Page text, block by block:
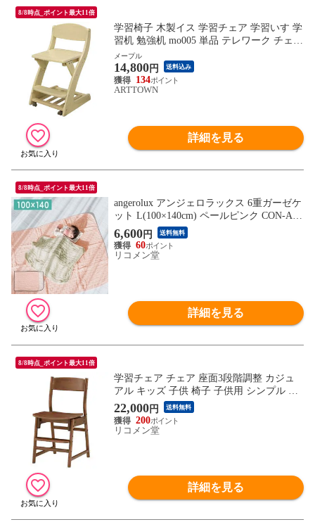
8/8時点_ポイント最大11倍
学習椅子 木製イス 学習チェア 学習いす 学
習机 勉強机 mo005 単品 テレワーク チェア
/ メープル / -ART
メープル
14,800円 送料込み
134
ARTTOWN
詳細を見る
8/8時点_ポイント最大11倍
angerolux アンジェロラックス 6重ガーゼケ
ット L(100×140cm) ペールピンク CON-AN
G-BLL071【送料無料】
6,600円 送料無料
60
リコメン堂
詳細を見る
8/8時点_ポイント最大11倍
学習チェア チェア 座面3段階調整 カジュ
アル キッズ 子供 椅子 子供用 シンプル お
しゃれ かわいい 木製【送料無料】
22,000円 送料無料
200
リコメン堂
詳細を見る